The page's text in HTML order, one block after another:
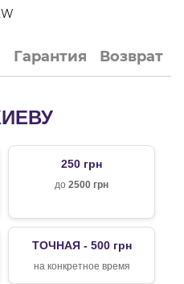
Гарантия Возврат
250 грн
до 2500 грн
ТОЧНАЯ - 500 грн
на конкретное время